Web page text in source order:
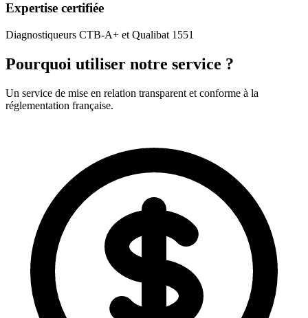
Expertise certifiée
Diagnostiqueurs CTB-A+ et Qualibat 1551
Pourquoi utiliser notre service ?
Un service de mise en relation transparent et conforme à la
réglementation française.